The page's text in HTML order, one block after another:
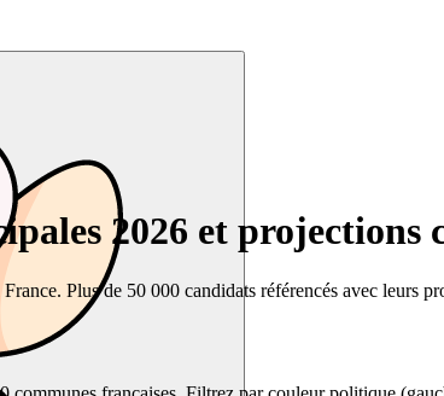
2026 et projections
Plus de 50 000 candidats référencés avec leurs